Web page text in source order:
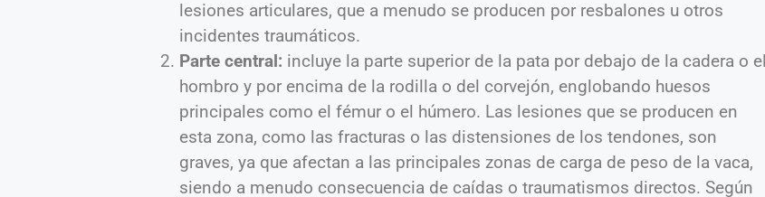
lesiones articulares, que a menudo se producen por resbalones u otros
incidentes traumáticos.
Parte central: incluye la parte superior de la pata por debajo de la cadera o el
hombro y por encima de la rodilla o del corvejón, englobando huesos
principales como el fémur o el húmero. Las lesiones que se producen en
esta zona, como las fracturas o las distensiones de los tendones, son
graves, ya que afectan a las principales zonas de carga de peso de la vaca,
siendo a menudo consecuencia de caídas o traumatismos directos. Según